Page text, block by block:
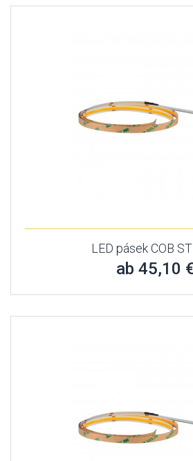
LED pásek COB
ab 45,10